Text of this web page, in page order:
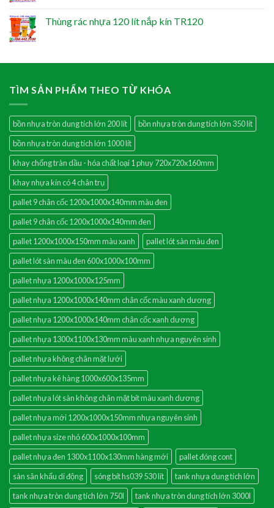
Thùng rác nhựa 120 lít nắp kín TR120
TÌM SẢN PHẨM THEO TỪ KHÓA
bồn nhựa tròn dung tích lớn 200 lít
bồn nhựa tròn dung tích lớn 350 lít
bồn nhựa tròn dung tích lớn 1000 lít
khay chống tràn dầu - hóa chất loại 1 phuy 720x720x160mm
khay nhựa kín có 4 chân trụ
pallet 9 chân cốc 1200x1000x140mm màu đen
pallet 9 chân cốc 1200x1000x140mm đen
pallet 1200x1000x150mm màu xanh
pallet lót sàn màu đen
pallet lót sàn màu đen 600x1000x100mm
pallet nhựa 1200x1000x125mm
pallet nhựa 1200x1000x140mm chân cốc màu xanh dương
pallet nhựa 1200x1000x140mm chân cốc xanh dương
pallet nhựa 1300x1100x130mm màu xanh nhựa nguyên sinh
pallet nhựa không chân mặt lưới
pallet nhựa kê hàng 1000x600x135mm
pallet nhựa lót sàn không chân mặt bít màu xanh dương
pallet nhựa mới 1200x1000x150mm nhựa nguyên sinh
pallet nhựa size nhỏ 600x1000x100mm
pallet nhựa đen 1300x1100x130mm hàng mới
pallet đóng cont
sàn sân khấu di động
sóng bít hs039 530 lít
tank nhựa dung tích lớn
tank nhựa tròn dung tích lớn 750l
tank nhựa tròn dung tích lớn 3000l